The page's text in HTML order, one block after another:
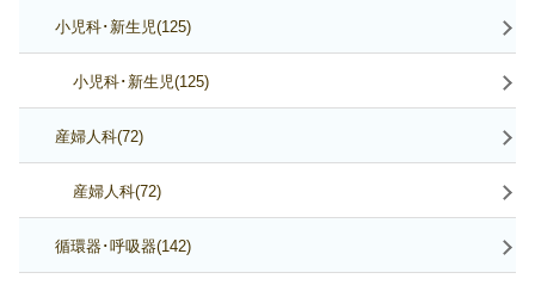
小児科･新生児(125)
小児科･新生児(125)
産婦人科(72)
産婦人科(72)
循環器･呼吸器(142)